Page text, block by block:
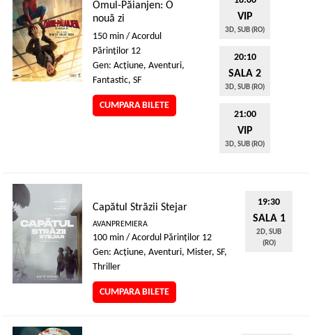
Omul-Păianjen: O
nouă zi
150 min / Acordul
Părinţilor 12
Gen: Acţiune, Aventuri,
Fantastic, SF
CUMPARA BILETE
VIP
3D, SUB (RO)
20:10
SALA 2
3D, SUB (RO)
21:00
VIP
3D, SUB (RO)
Capătul Străzii Stejar
AVANPREMIERA
100 min / Acordul Părinţilor 12
Gen: Acţiune, Aventuri, Mister, SF,
Thriller
CUMPARA BILETE
19:30
SALA 1
2D, SUB
(RO)